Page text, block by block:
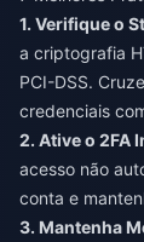
1. Verifique o
a criptografia
PCI-DSS.
credenciais
2. Ative o 2FA
acesso não
conta e
3. Mantenha